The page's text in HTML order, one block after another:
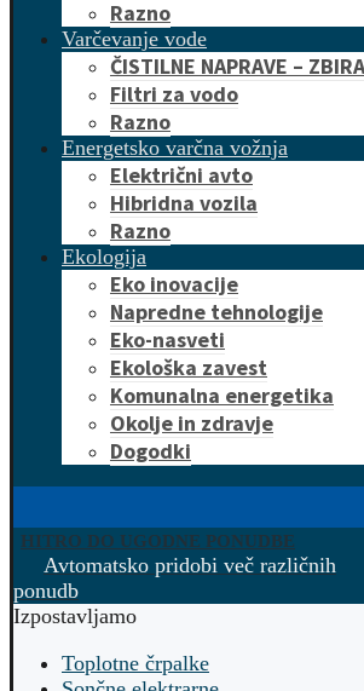
Razno
Varčevanje vode
ČISTILNE NAPRAVE –
Filtri za vodo
Razno
Energetsko varčna vožnja
Električni avto
Hibridna vozila
Razno
Ekologija
Eko inovacije
Napredne tehnologije
Eko-nasveti
Ekološka zavest
Komunalna energetika
Okolje in zdravje
Dogodki
HITRO DO UGODNE PONUDBE
Avtomatsko pridobi več različnih
ponudb
Izpostavljamo
Toplotne črpalke